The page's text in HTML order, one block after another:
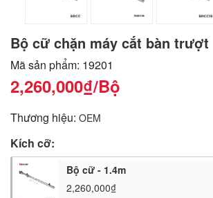
Bộ cữ chặn máy cắt bàn trượt
Mã sản phẩm: 19201
2,260,000₫/Bộ
Thương hiệu: OEM
Kích cỡ:
Bộ cữ - 1.4m
2,260,000₫